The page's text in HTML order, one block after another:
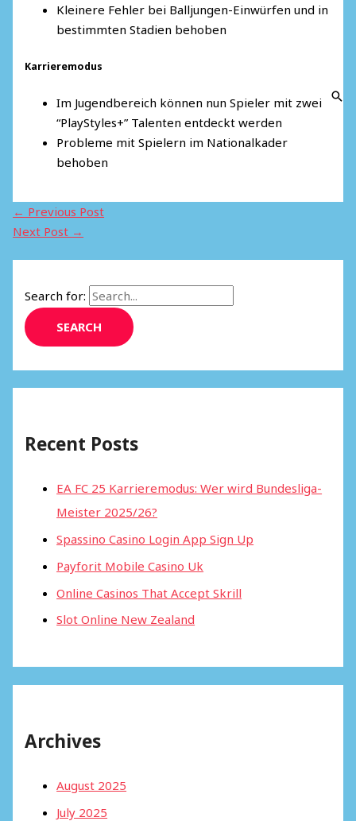
Kleinere Fehler bei Balljungen-Einwürfen und in
bestimmten Stadien behoben
Karrieremodus
Im Jugendbereich können nun Spieler mit zwei
“PlayStyles+” Talenten entdeckt werden
Probleme mit Spielern im Nationalkader
behoben
← Previous Post
Next Post →
Search for:
Recent Posts
EA FC 25 Karrieremodus: Wer wird Bundesliga-
Meister 2025/26?
Spassino Casino Login App Sign Up
Payforit Mobile Casino Uk
Online Casinos That Accept Skrill
Slot Online New Zealand
Archives
August 2025
July 2025